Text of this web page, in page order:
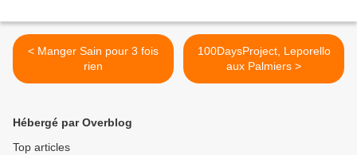
< Manger Sain pour 3 fois
rien
100DaysProject, Leporello
aux Palmiers >
Hébergé par Overblog
Top articles